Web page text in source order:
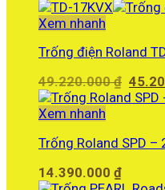
Xem nhanh
Trống điện Roland
49.220.000₫ Giá
gốc
Xem nhanh
Trống Roland SPD –
14.390.000 ₫